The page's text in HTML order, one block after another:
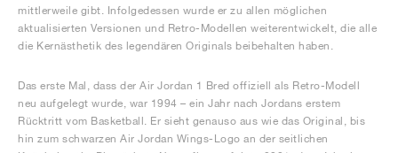
mittlerweile gibt. Infolgedessen wurde er zu allen möglichen
aktualisierten Versionen und Retro-Modellen weiterentwickelt, die alle
die Kernästhetik des legendären Originals beibehalten haben.
Das erste Mal, dass der Air Jordan 1 Bred offiziell als Retro-Modell
neu aufgelegt wurde, war 1994 – ein Jahr nach Jordans erstem
Rücktritt vom Basketball. Er sieht genauso aus wie das Original, bis
hin zum schwarzen Air Jordan Wings-Logo an der seitlichen